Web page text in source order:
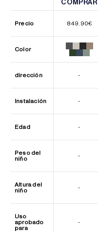
COMPRAR
COMPRAR
Precio 849.90€
Color
dirección -
Instalación -
Edad -
Peso del
niño
-
Altura del
niño
-
Uso
aprobado
para
-